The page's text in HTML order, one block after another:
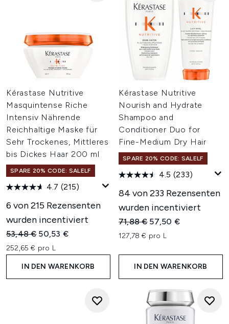
Kérastase Nutritive
Masquintense Riche
Intensiv Nährende
Reichhaltige Maske für
Sehr Trockenes, Mittleres
bis Dickes Haar 200 ml
SPARE 20% CODE: SALELF
4.7 (215)
6 von 215 Rezensenten
wurden incentiviert
Unverbindliche Preisempfehlung:
53,48 € Aktueller Preis:
50,53 €
252,65 € pro L
IN DEN WARENKORB
Kérastase Nutritive
Nourish and Hydrate
Shampoo and
Conditioner Duo for
Fine-Medium Dry Hair
SPARE 20% CODE: SALELF
4.5 (233)
84 von 233 Rezensenten
wurden incentiviert
Unverbindliche
71,88 € Aktueller Preis:
57,50 €
127,78 € pro L
IN DEN WARENKORB